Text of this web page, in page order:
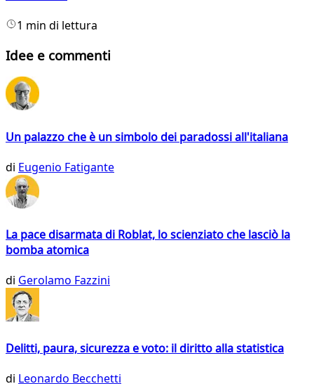
1 min di lettura
Idee e commenti
Un palazzo che è un simbolo dei paradossi all'italiana
di Eugenio Fatigante
La pace disarmata di Roblat, lo scienziato che lasciò la
bomba atomica
di Gerolamo Fazzini
Delitti, paura, sicurezza e voto: il diritto alla statistica
di Leonardo Becchetti